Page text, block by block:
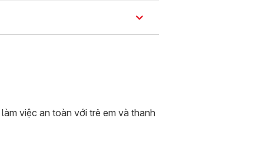
việc an toàn với trẻ em và thanh